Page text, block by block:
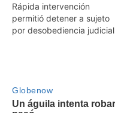
Rápida intervención
permitió detener a sujeto
por desobediencia judicial